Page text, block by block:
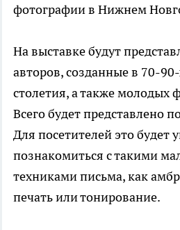
фотографии в Нижнем
На выставке будут
авторов, созданные в 70-
столетия, а также молодых
Всего будет представлено
Для посетителей это
познакомиться с такими
техниками письма, как
печать или тонирование.